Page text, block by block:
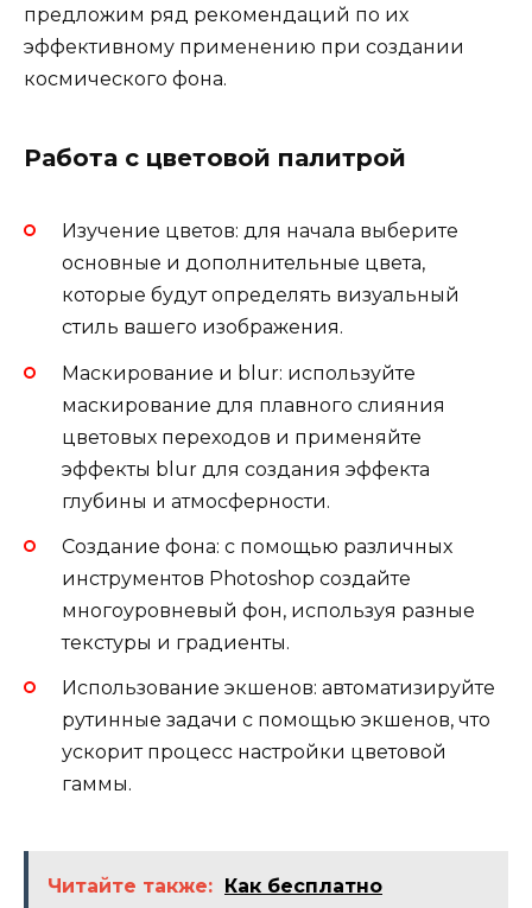
предложим ряд рекомендаций по их
эффективному применению при создании
космического фона.
Работа с цветовой палитрой
Изучение цветов: для начала выберите
основные и дополнительные цвета,
которые будут определять визуальный
стиль вашего изображения.
Маскирование и blur: используйте
маскирование для плавного слияния
цветовых переходов и применяйте
эффекты blur для создания эффекта
глубины и атмосферности.
Создание фона: с помощью различных
инструментов Photoshop создайте
многоуровневый фон, используя разные
текстуры и градиенты.
Использование экшенов: автоматизируйте
рутинные задачи с помощью экшенов, что
ускорит процесс настройки цветовой
гаммы.
Читайте также:
Как бесплатно